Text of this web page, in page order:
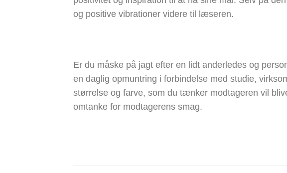
og positive vibrationer videre til læseren.
Er du måske på jagt efter en lidt anderledes og
en daglig opmuntring i forbindelse med studie,
størrelse og farve, som du tænker modtageren vil
omtanke for modtagerens smag.